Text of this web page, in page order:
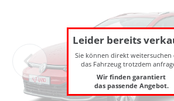
Leider bereits
Sie können direkt weitersuchen
das Fahrzeug trotzdem
Wir finden garantiert
das passende Angebot.